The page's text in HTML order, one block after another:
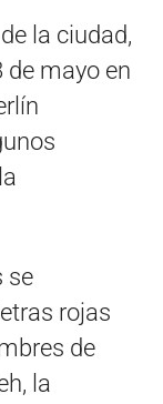
la ciudad,
de mayo en
se
rojas
de
la